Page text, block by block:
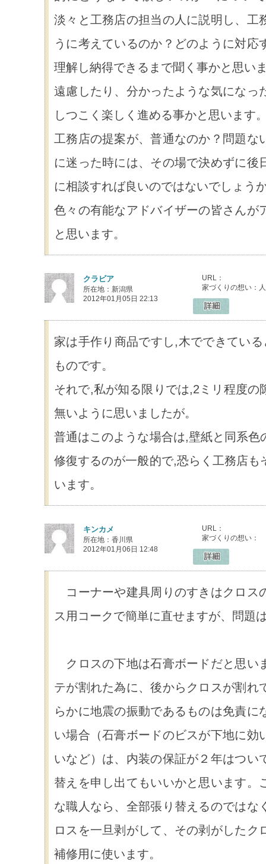
淡々と工務店の担当の人に説明し、工
うに考えているのか？どのように対応
理解し納得できるまで聞く事かと思い
遠慮したり、分かったような気になっ
しつこく楽しく進める事かと思います
工務店の提案が、普通なのか？問題な
に迷った時には、その場で決めずに後
に相談すれば良いのではないでしょう
色々の有能なアドバイザーの皆さんが
と思います。
クラビア
所在地：新潟県
2012年01月05日 22:13
URL：
家づくりの想い：
家は手作り商品ですし,木でできてい
ものです。
それで,私が知る限りでは,2ミリ程度の
無いように思いましたが。
普通はこのような場合は,壁紙と同系色
修復するのが一般的で,恐らく工務店も
います。
キンカメ
所在地：香川県
2012年01月06日 12:48
URL：
家づくりの想い：
コーナーや建具周りのすきはクロス
ス用コークで簡単に直せますが、問題
クロスの下地は石膏ボードだと思い
テが割れた為に、後からクロスが割れ
らかに地震の振動であるものは免責に
い場合（石膏ボードのビスが下地に効
いなど）は、内装の保証が２年はつい
替えを申し出てもいいかと思います。
な職人なら、全部張り替えるのではな
ロスを一旦剥がして、その剥がしたク
補修用に使います。